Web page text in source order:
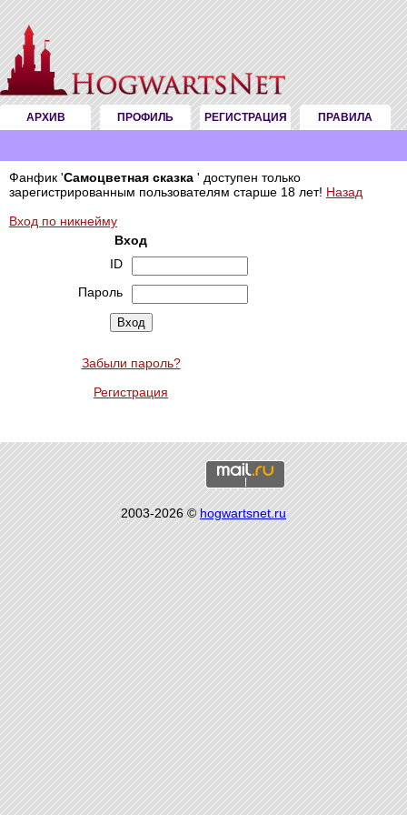
АРХИВ ПРОФИЛЬ РЕГИСТРАЦИЯ ПРАВИЛА
Фанфик 'Самоцветная сказка ' доступен только
зарегистрированным пользователям старше 18 лет! Назад
Вход по никнейму
Вход
ID
Пароль
Забыли пароль?
Регистрация
2003-2026 ©hogwartsnet.ru